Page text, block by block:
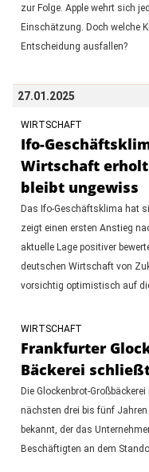
zur Folge. Apple wehrt sich
Einschätzung. Doch welche
Entscheidung ausfallen?
27.01.2025
WIRTSCHAFT
Ifo-
Wirtschaft
bleibt ungewiss
Das Ifo-Geschäftsklima hat
zeigt einen ersten Anstieg
aktuelle Lage positiver
deutschen Wirtschaft von
vorsichtig optimistisch auf
WIRTSCHAFT
Frankfurter
Bäckerei
Die Glockenbrot-
nächsten drei bis fünf Jahren
bekannt, der das
Beschäftigten an dem